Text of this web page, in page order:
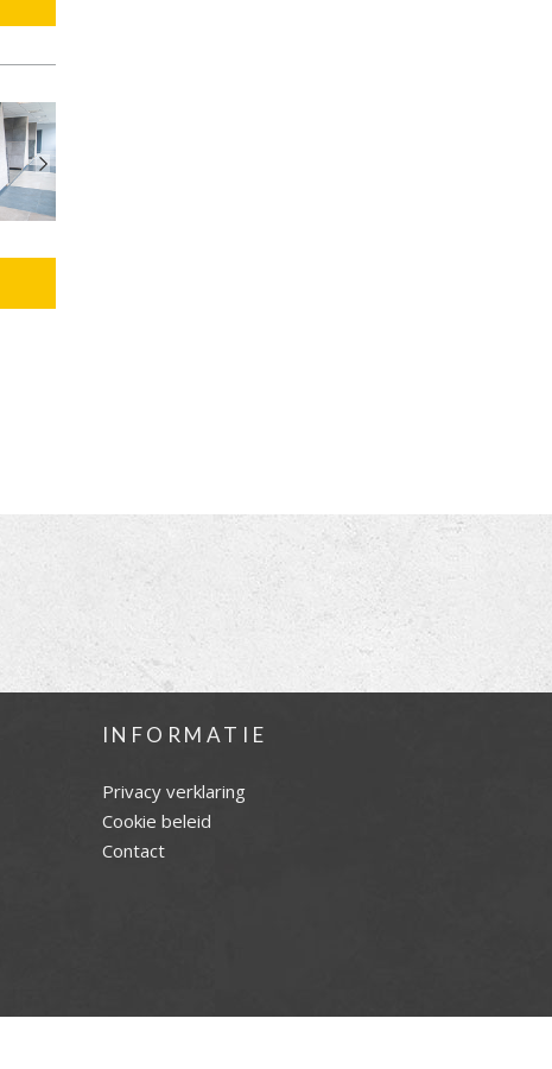
INFORMATIE
Privacy verklaring
Cookie beleid
Contact